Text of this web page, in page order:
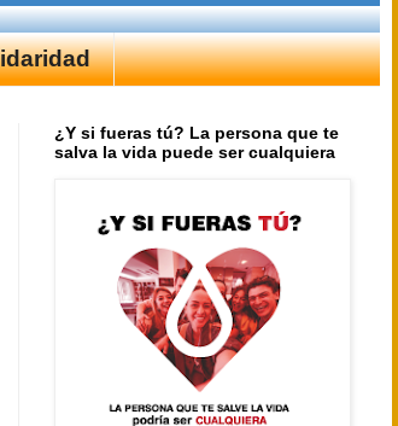
¿Y si fueras tú? La persona que te
salva la vida puede ser cualquiera